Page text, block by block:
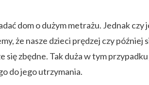
dom o dużym metrażu. Jednak
że nasze dzieci prędzej czy
się zbędne. Tak duża w tym
do jego utrzymania.